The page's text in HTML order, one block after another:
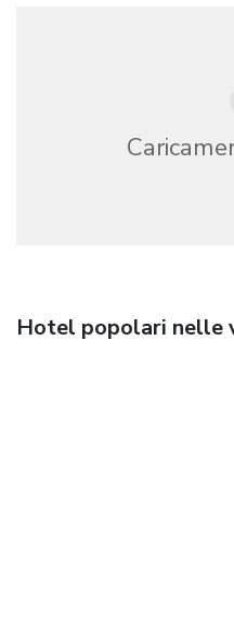
Hotel popolari nelle